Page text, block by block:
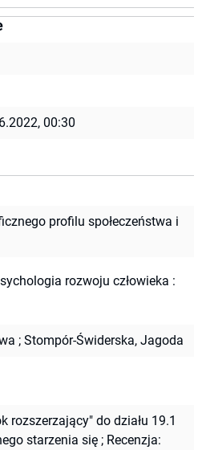
00:30
profilu społeczeństwa i
rozwoju człowieka :
; Stompór-Świderska, Jagoda
rozszerzający" do działu 19.1
starzenia się ; Recenzja: